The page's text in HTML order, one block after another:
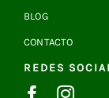
BLOG
CONTACTO
REDES